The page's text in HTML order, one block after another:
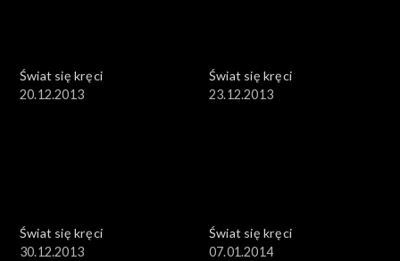
Świat się kręci
20.12.2013
Świat się kręci
23.12.2013
Świat się kręci
30.12.2013
Świat się kręci
07.01.2014